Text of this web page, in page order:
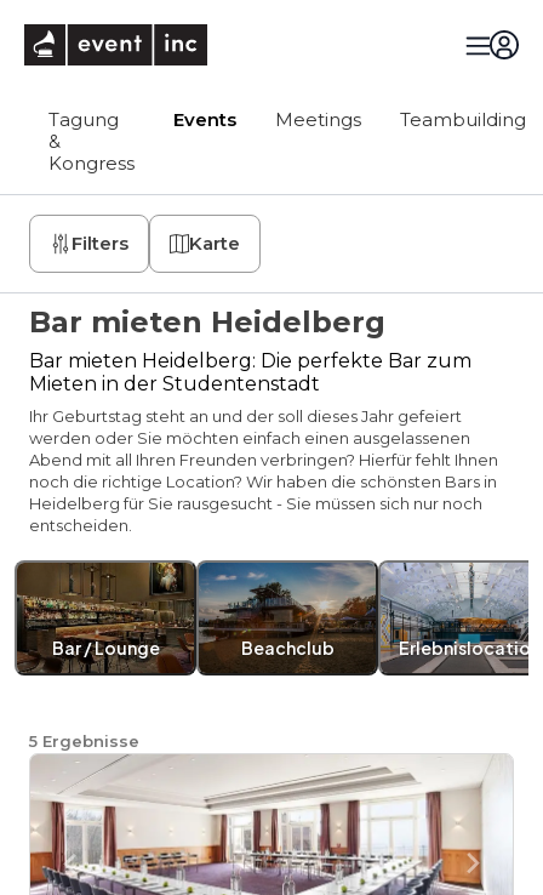
Tagung
&
Kongress
Events Meetings Teambuilding
Filters Karte
Bar mieten Heidelberg
Bar mieten Heidelberg: Die perfekte Bar zum
Mieten in der Studentenstadt
Ihr Geburtstag steht an und der soll dieses Jahr gefeiert
werden oder Sie möchten einfach einen ausgelassenen
Abend mit all Ihren Freunden verbringen? Hierfür fehlt Ihnen
noch die richtige Location? Wir haben die schönsten Bars in
Heidelberg für Sie rausgesucht - Sie müssen sich nur noch
entscheiden.
Bar / Lounge Beachclub Erlebnislocation
5 Ergebnisse